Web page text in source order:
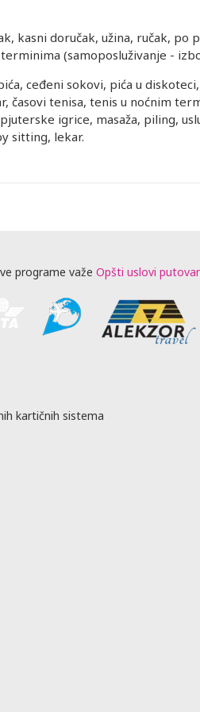
kasni doručak, užina, ručak, po
(samoposluživanje -
ceđeni sokovi, pića u
časovi tenisa, tenis u noćnim
igrice, masaža, piling,
sitting, lekar.
programe važe Opšti uslovi
kartičnih sistema